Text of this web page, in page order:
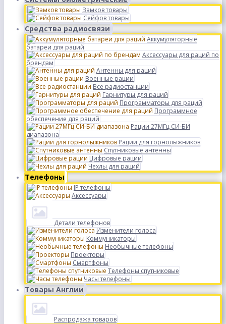
Замков товары
Сейфов товары
Средства радиосвязи
Аккумуляторные
батареи для раций
Аксессуары для раций по
брендам
Антенны для раций
Военные рации
Все радиостанции
Гарнитуры для раций
Программаторы для раций
Программное
обеспечение для раций
Рации 27МГц СИ-БИ
диапазона
Рации для горнолыжников
Спутниковые антенны
Цифровые рации
Чехлы для раций
Телефоны
IP телефоны
Аксессуары
Детали телефонов
Изменители голоса
Коммуникаторы
Необычные телефоны
Проекторы
Смартфоны
Телефоны спутниковые
Часы телефоны
Товары Англии
Распродажа товаров